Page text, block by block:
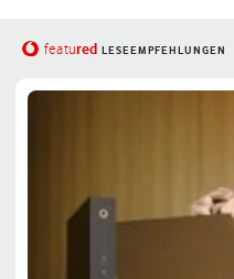
featured LESEEMPFEHLUNGEN